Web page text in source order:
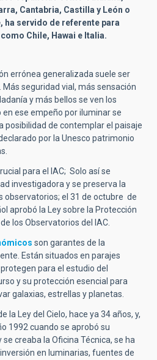
Cantabria, Castilla y León o
ha servido de referente para
Chile, Hawai e Italia.
errónea generalizada suele ser
seguridad vial, más sensación
y más bellos se ven los
ese empeño por iluminar se
posibilidad de contemplar el paisaje
por la Unesco patrimonio
para el IAC; Solo así se
investigadora y se preserva la
observatorios; el 31 de octubre de
aprobó la Ley sobre la Protección
los Observatorios del IAC.
son garantes de la
Están situados en parajes
para el estudio del
y su protección esencial para
galaxias, estrellas y planetas.
la Ley del Cielo, hace ya 34 años, y,
1992 cuando se aprobó su
creaba la Oficina Técnica, se ha
en luminarias, fuentes de